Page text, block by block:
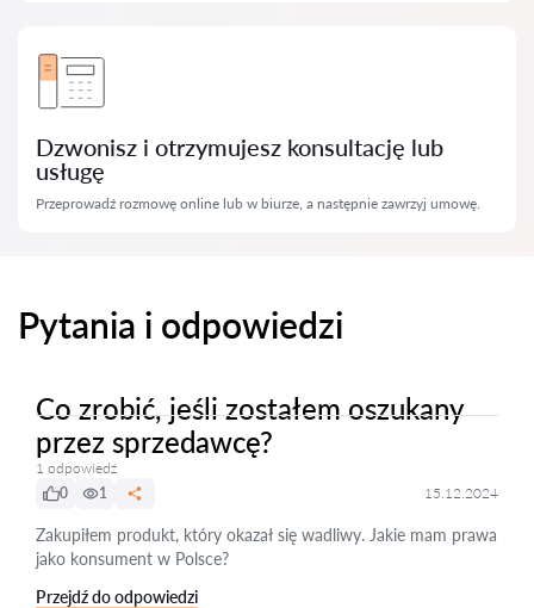
Dzwonisz i otrzymujesz konsultację lub
usługę
Przeprowadź rozmowę online lub w biurze, a następnie zawrzyj umowę.
Pytania i odpowiedzi
Co zrobić, jeśli zostałem oszukany
przez sprzedawcę?
1 odpowiedź
0
1 15.12.2024
Zakupiłem produkt, który okazał się wadliwy. Jakie mam prawa
jako konsument w Polsce?
Przejdź do odpowiedzi